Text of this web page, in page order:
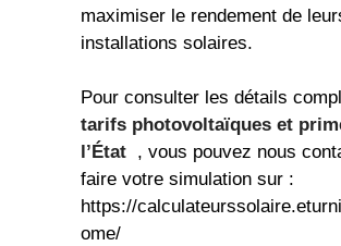
maximiser le rendement de
installations solaires.
Pour consulter les détails
tarifs photovoltaïques et
l’État , vous pouvez nous
faire votre simulation sur :
https://
ome/